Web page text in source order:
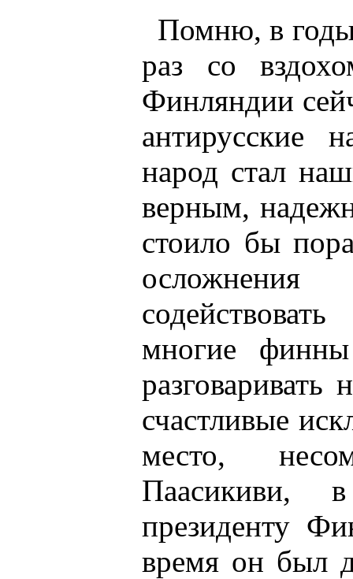
Помню, в
раз со
Финляндии
антирусские
народ стал
верным,
стоило бы
многие
счастливые
место,
Паасикиви,
президенту
время он был